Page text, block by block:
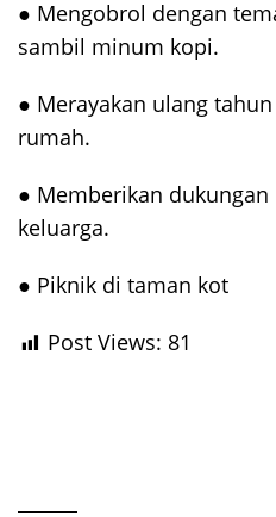
● Mengobrol dengan
sambil minum kopi.
● Merayakan ulang
rumah.
● Memberikan
keluarga.
● Piknik di taman kot
Post Views: 81